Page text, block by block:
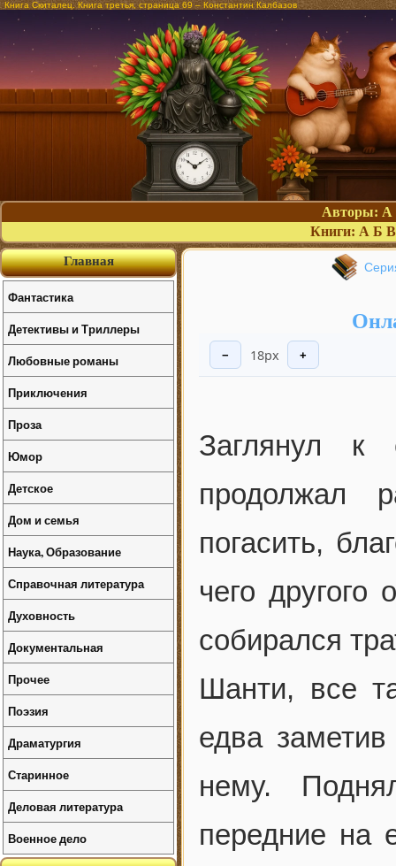
Книга Скиталец. Книга третья, страница 69 – Константин Калбазов
Авторы: А
Книги: А Б В
− 18px +
Заглянул к
продолжал
погасить,
чего
собирался
Шанти, все
едва
нему.
передние на
Главная
Фантастика
Детективы и Триллеры
Любовные романы
Приключения
Проза
Юмор
Детское
Дом и семья
Наука, Образование
Справочная литература
Духовность
Документальная
Прочее
Поэзия
Драматургия
Старинное
Деловая литература
Военное дело